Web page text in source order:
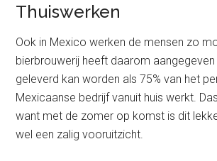
Thuiswerken
Ook in Mexico werken de mensen zo
bierbrouwerij heeft daarom
geleverd kan worden als 75% van het
Mexicaanse bedrijf vanuit huis werkt.
want met de zomer op komst is dit
wel een zalig vooruitzicht.